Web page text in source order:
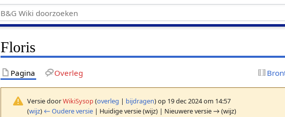
Floris
Pagina Overleg
Versie doorWikiSysop (overleg | bijdragen)op 19 dec 2024 om 14:57
(wijz) ← Oudere versie | Huidige versie (wijz) | Nieuwere versie → (wijz)